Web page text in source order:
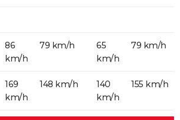
86
km/h
79 km/h
65
km/h
79 km/h
169
km/h
148 km/h
140
km/h
155 km/h